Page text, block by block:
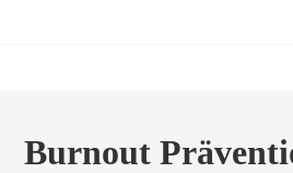
Burnout